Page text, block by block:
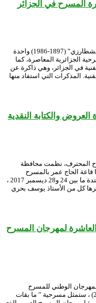
المسرح في الجزائر
تعد مذكرات أب المسرح الجزائري “محي الدين بشطارزي” (1897-1986) واحدة
الجزائرية المعاصرة، كما
في الجزائر، وهي ذاكرة عن
المذكرات التي استفاد منها
والكتابة النقدية
للمسرح المحترف، نظمت محافظة
قاعة الحاج عمر بالمسرح
الوطني محي الدين بشطارزي، خلال الفترة الممتدة ما بين 24 و28 ديسمبر 2017 ،
كل من الأستاذ يوسف بحري
لمهرجان المسرح
للمهرجان الوطني للمسرح
المحترف بالجزائر العاصمة ( 23-31 ديسمبر 2017) ، ستمثل مسرحية ” ما بقات